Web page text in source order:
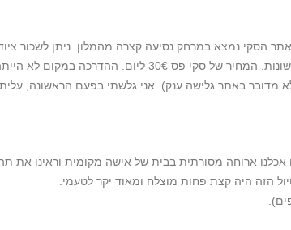
אתר הסקי נמצא במרחק נסיעה קצרה מהמלון. ניתן לשכור
מהמלון. יש מספר מסלולים בדרגות קושי שונות. המחיר של סקי פס
מדובר באתר גלישה ענק). אני גלשתי בפעם הראשונה,
אכלנו ארוחה מסורתית בבית של אישה מקומית וראינו את